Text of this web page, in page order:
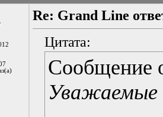
Re: Grand Line
Цитата:
Сообщение
Уважаемые